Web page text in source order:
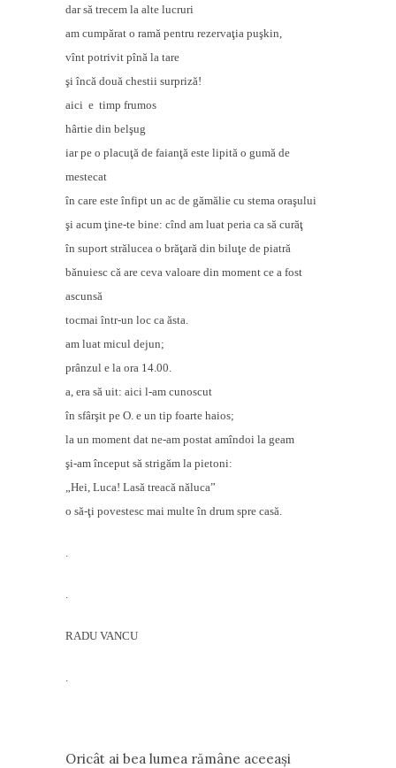
dar să trecem la alte lucruri
am cumpărat o ramă pentru rezervaţia puşkin,
vînt potrivit pînă la tare
şi încă două chestii surpriză!
aici e timp frumos
hârtie din belşug
iar pe o placuţă de faianţă este lipită o gumă de
mestecat
în care este înfipt un ac de gămălie cu stema oraşului
şi acum ţine-te bine: cînd am luat peria ca să curăţ
în suport strălucea o brăţară din biluţe de piatră
bănuiesc că are ceva valoare din moment ce a fost
ascunsă
tocmai într-un loc ca ăsta.
am luat micul dejun;
prânzul e la ora 14.00.
a, era să uit: aici l-am cunoscut
în sfârşit pe O. e un tip foarte haios;
la un moment dat ne-am postat amîndoi la geam
şi-am început să strigăm la pietoni:
„Hei, Luca! Lasă treacă năluca”
o să-ţi povestesc mai multe în drum spre casă.
.
.
RADU VANCU
.
Oricât ai bea lumea rămâne aceeaşi